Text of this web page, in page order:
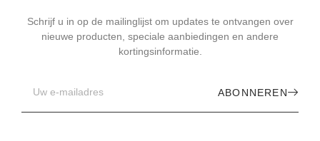
Schrijf u in op de mailinglijst om updates te ontvangen over
nieuwe producten, speciale aanbiedingen en andere
kortingsinformatie.
ABONNEREN